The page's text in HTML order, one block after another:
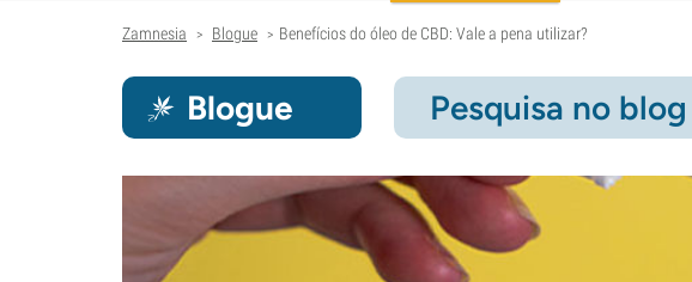
Zamnesia > Blogue > Benefícios do óleo de CBD: Vale a pena utilizar?
Blogue Pesquisa no blog